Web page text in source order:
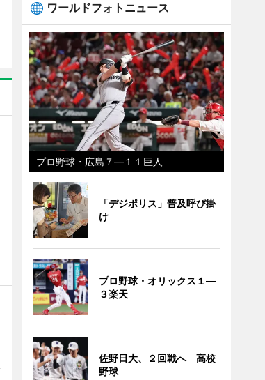
ワールドフォトニュース
プロ野球・広島７―１１巨人
「デジポリス」普及呼び掛
け
プロ野球・オリックス１―
３楽天
佐野日大、２回戦へ 高校
野球